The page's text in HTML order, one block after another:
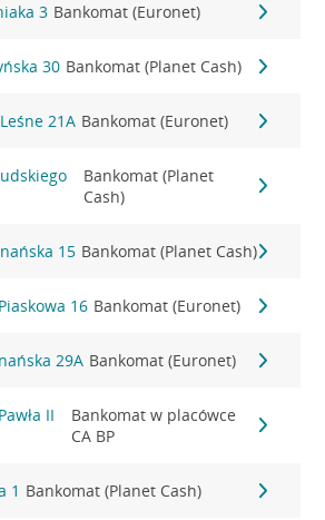
3 Bankomat (Euronet)
30 Bankomat (Planet Cash)
21A Bankomat (Euronet)
Bankomat (Planet
Cash)
15 Bankomat (Planet Cash)
16 Bankomat (Euronet)
29A Bankomat (Euronet)
II
Bankomat w placówce
CA BP
1 Bankomat (Planet Cash)